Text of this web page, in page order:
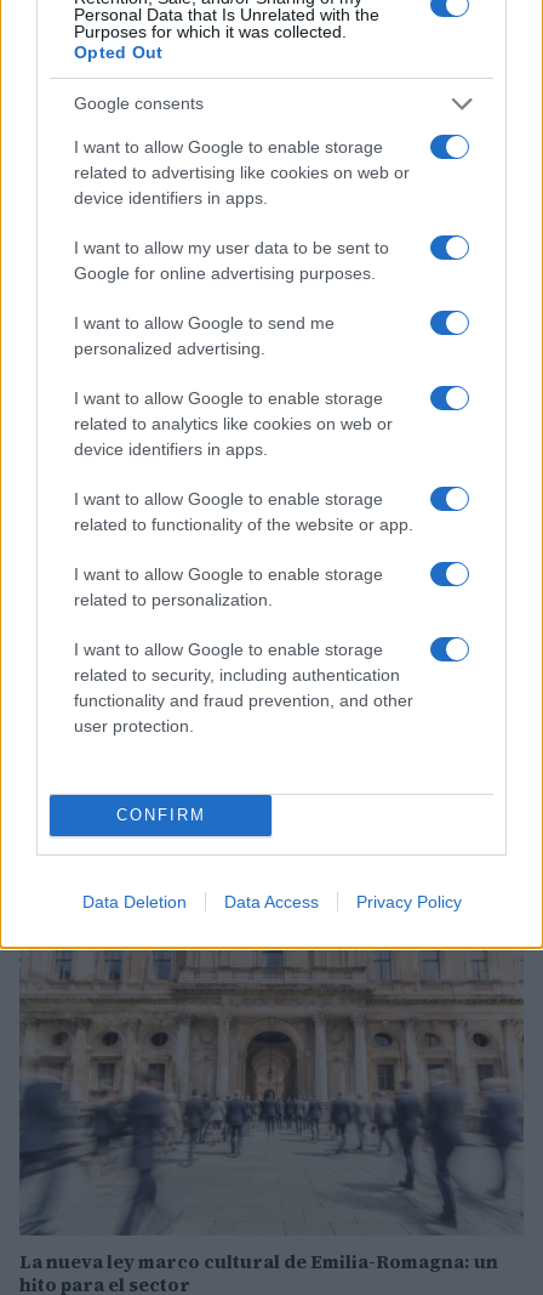
Personal Data that Is Unrelated with the
Purposes for which it was collected.
Opted Out
Google consents
I want to allow Google to enable storage
related to advertising like cookies on web or
device identifiers in apps.
I want to allow my user data to be sent to
Google for online advertising purposes.
I want to allow Google to send me
personalized advertising.
I want to allow Google to enable storage
related to analytics like cookies on web or
device identifiers in apps.
I want to allow Google to enable storage
related to functionality of the website or app.
I want to allow Google to enable storage
related to personalization.
I want to allow Google to enable storage
related to security, including authentication
functionality and fraud prevention, and other
user protection.
CONFIRM
Data Deletion Data Access Privacy Policy
Beatrice Beretta
Beatrice Beretta, radicada en Bolonia, anotó
por primera vez itinerarios una noche bajo el
pórtico de San Luca: desde entonces
coordina secciones sobre viajes urbanos. En
la redacción impulsa reportajes sobre
movilidad sostenible y lleva consigo un mapa
de bolsillo de los callejones boloneses como
Sigue leyendo
La nueva ley marco cultural de Emilia-Romagna: un
hito para el sector